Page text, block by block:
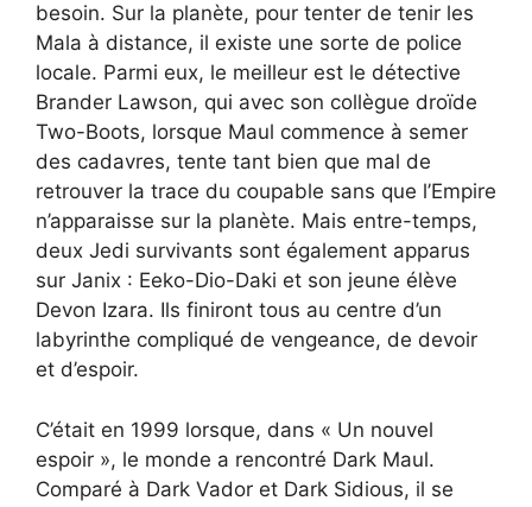
besoin. Sur la planète, pour tenter de tenir les
Mala à distance, il existe une sorte de police
locale. Parmi eux, le meilleur est le détective
Brander Lawson, qui avec son collègue droïde
Two-Boots, lorsque Maul commence à semer
des cadavres, tente tant bien que mal de
retrouver la trace du coupable sans que l’Empire
n’apparaisse sur la planète. Mais entre-temps,
deux Jedi survivants sont également apparus
sur Janix : Eeko-Dio-Daki et son jeune élève
Devon Izara. Ils finiront tous au centre d’un
labyrinthe compliqué de vengeance, de devoir
et d’espoir.
C’était en 1999 lorsque, dans « Un nouvel
espoir », le monde a rencontré Dark Maul.
Comparé à Dark Vador et Dark Sidious, il se